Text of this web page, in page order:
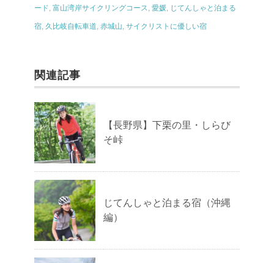
ード, 富山湾岸サイクリングコース, 愛媛, じてんしゃと泊まる
宿, 久比岐自転車道, 赤城山, サイクリストに優しい宿
関連記事
【長野県】下栗の里・しらび
そ峠
じてんしゃと泊まる宿（沖縄
編）